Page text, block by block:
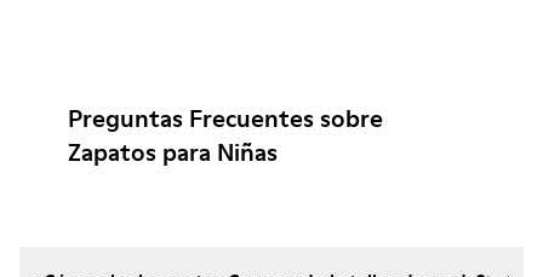
Preguntas Frecuentes sobre
Zapatos para Niñas